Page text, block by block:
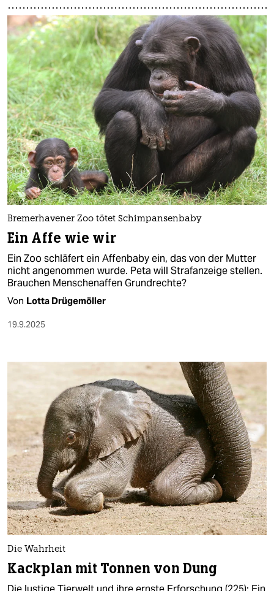
Bremerhavener Zoo tötet Schimpansenbaby
Ein Affe wie wir
Ein Zoo schläfert ein Affenbaby ein, das von der Mutter
nicht angenommen wurde. Peta will Strafanzeige stellen.
Brauchen Menschenaffen Grundrechte?
Von Lotta Drügemöller
19.9.2025
Die Wahrheit
Kackplan mit Tonnen von Dung